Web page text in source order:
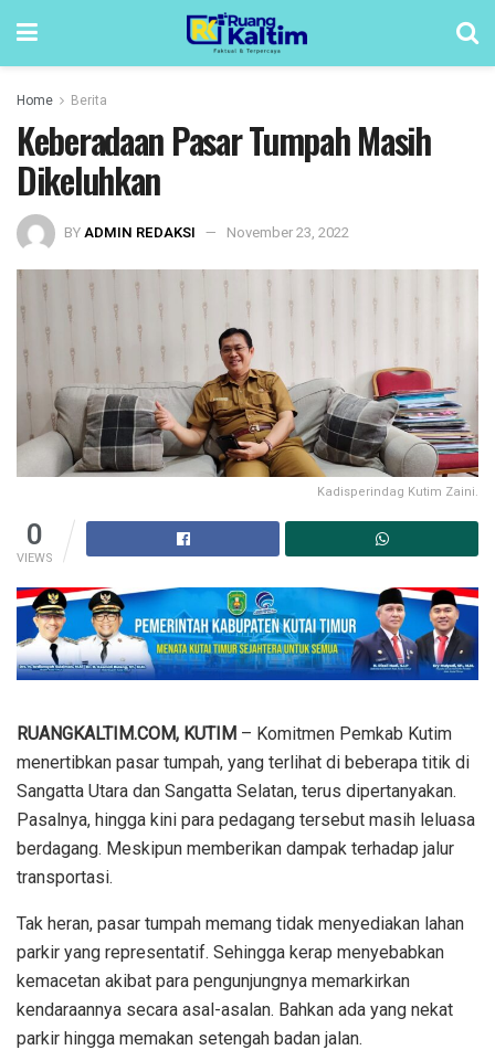
Home Berita
Keberadaan Pasar Tumpah Masih
Dikeluhkan
BYADMIN REDAKSI November 23, 2022
Kadisperindag Kutim Zaini.
0
VIEWS
RUANGKALTIM.COM, KUTIM – Komitmen Pemkab Kutim
menertibkan pasar tumpah, yang terlihat di beberapa titik di
Sangatta Utara dan Sangatta Selatan, terus dipertanyakan.
Pasalnya, hingga kini para pedagang tersebut masih leluasa
berdagang. Meskipun memberikan dampak terhadap jalur
transportasi.
Tak heran, pasar tumpah memang tidak menyediakan lahan
parkir yang representatif. Sehingga kerap menyebabkan
kemacetan akibat para pengunjungnya memarkirkan
kendaraannya secara asal-asalan. Bahkan ada yang nekat
parkir hingga memakan setengah badan jalan.